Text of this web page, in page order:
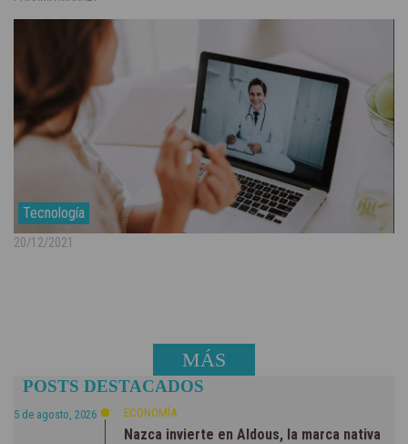
Tecnología
20/12/2021
MÁS
NOTICIAS
POSTS DESTACADOS
5 de agosto, 2026 ECONOMÍA
Nazca invierte en Aldous, la marca nativa